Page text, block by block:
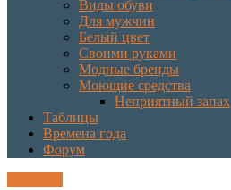
Виды обуви
Для мужчин
Белый цвет
Своими руками
Модные бренды
Моющие средства
Неприятный запах
Таблицы
Времена года
Форум